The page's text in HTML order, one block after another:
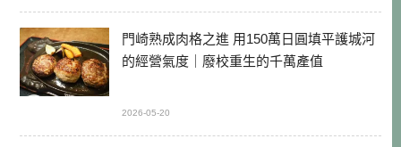
門崎熟成肉格之進 用150萬日圓填平護城河
的經營氣度｜廢校重生的千萬產值
2026-05-20